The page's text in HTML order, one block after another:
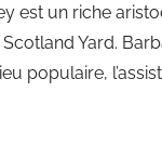
r
est un riche
Yard.
populaire,